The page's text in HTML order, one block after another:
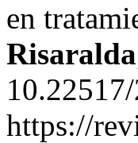
en
Risaralda
https://